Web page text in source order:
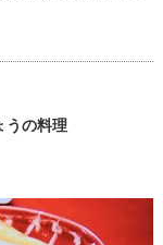
うの料理